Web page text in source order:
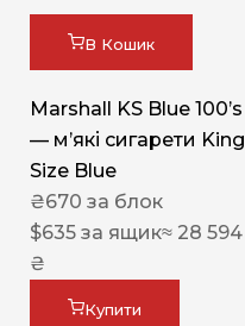
В Кошик
Marshall KS Blue 100’s
— м’які сигарети King
Size Blue
₴670 за блок
$635 за ящик≈ 28 594
₴
Купити